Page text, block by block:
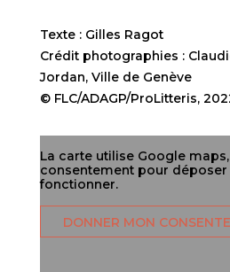
Texte : Gilles Ragot
Crédit photographies :
Jordan, Ville de Genève
© FLC/ADAGP/ProLitteris,
La carte utilise Google
consentement pour
fonctionner.
DONNER MON